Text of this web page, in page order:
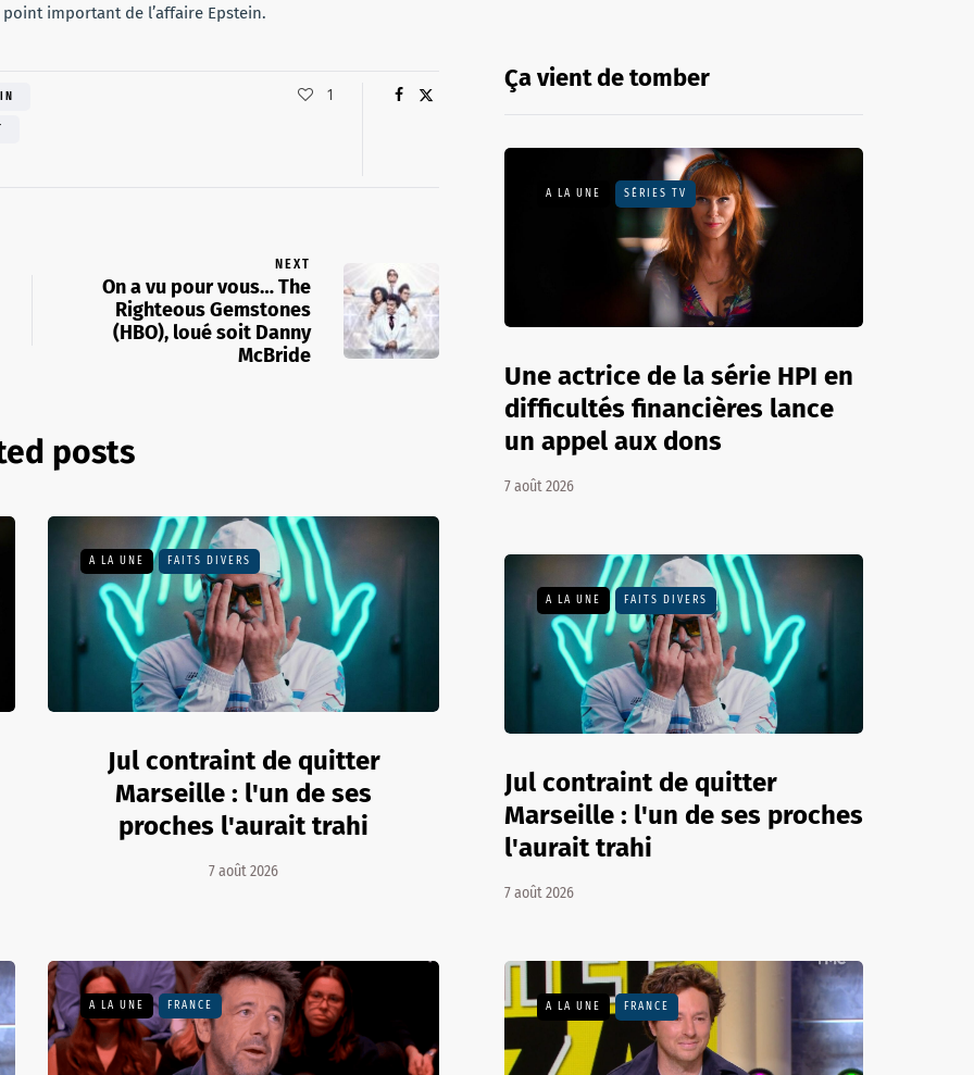
important de l’affaire Epstein.
1
NEXT
On a vu pour vous… The
Righteous Gemstones
(HBO), loué soit Danny
McBride
posts
A LA UNE FAITS DIVERS
Jul contraint de quitter
Marseille : l'un de ses
proches l'aurait trahi
7 août 2026
A LA UNE FRANCE
Ça vient de tomber
A LA UNE SÉRIES TV
Une actrice de la série HPI en
difficultés financières lance
un appel aux dons
7 août 2026
A LA UNE FAITS DIVERS
Jul contraint de quitter
Marseille : l'un de ses proches
l'aurait trahi
7 août 2026
A LA UNE FRANCE